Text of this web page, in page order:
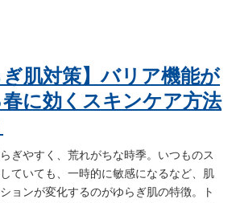
ぎ肌対策】バリア機能が
に効くスキンケア方法
ぎやすく、荒れがちな時季。いつものス
ていても、一時的に敏感になるなど、肌
ョンが変化するのがゆらぎ肌の特徴。ト